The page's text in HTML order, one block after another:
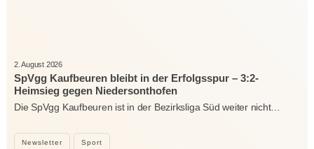
Newsletter Sport
2. August 2026
SpVgg Kaufbeuren bleibt in der Erfolgsspur – 3:2-
Heimsieg gegen Niedersonthofen
Die SpVgg Kaufbeuren ist in der Bezirksliga Süd weiter nicht…